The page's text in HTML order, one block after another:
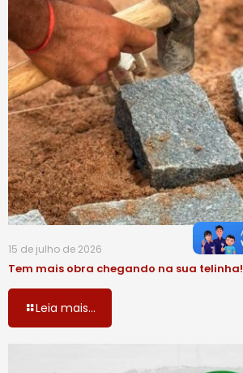
15 de julho de 2026
Tem mais obra chegando na sua telinha!
Leia mais...